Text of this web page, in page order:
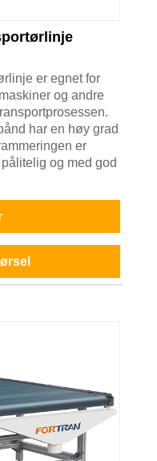
er egnet for
og andre
har en høy grad
er
og med god